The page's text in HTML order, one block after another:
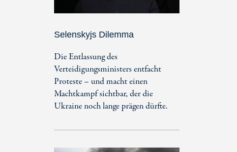
Selenskyjs Dilemma
Die Entlassung des
Verteidigungsministers entfacht
Proteste – und macht einen
Machtkampf sichtbar, der die
Ukraine noch lange prägen dürfte.